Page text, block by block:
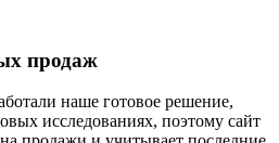
продаж
наше готовое решение,
исследованиях, поэтому сайт